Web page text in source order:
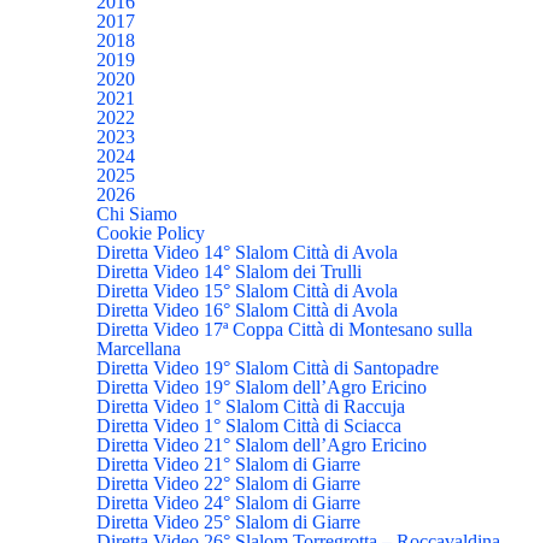
2017
2018
2019
2020
2021
2022
2023
2024
2025
2026
Chi Siamo
Cookie Policy
Diretta Video 14° Slalom Città di Avola
Diretta Video 14° Slalom dei Trulli
Diretta Video 15° Slalom Città di Avola
Diretta Video 16° Slalom Città di Avola
Diretta Video 17ª Coppa Città di Montesano sulla
Marcellana
Diretta Video 19° Slalom Città di Santopadre
Diretta Video 19° Slalom dell’Agro Ericino
Diretta Video 1° Slalom Città di Raccuja
Diretta Video 1° Slalom Città di Sciacca
Diretta Video 21° Slalom dell’Agro Ericino
Diretta Video 21° Slalom di Giarre
Diretta Video 22° Slalom di Giarre
Diretta Video 24° Slalom di Giarre
Diretta Video 25° Slalom di Giarre